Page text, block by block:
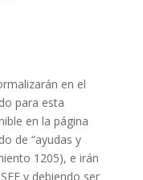
en el
para esta
en la página
de “ayudas y
1205), e irán
y debiendo ser